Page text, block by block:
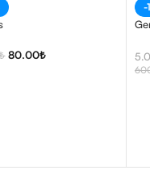
₺ 80.00₺
-
5.0